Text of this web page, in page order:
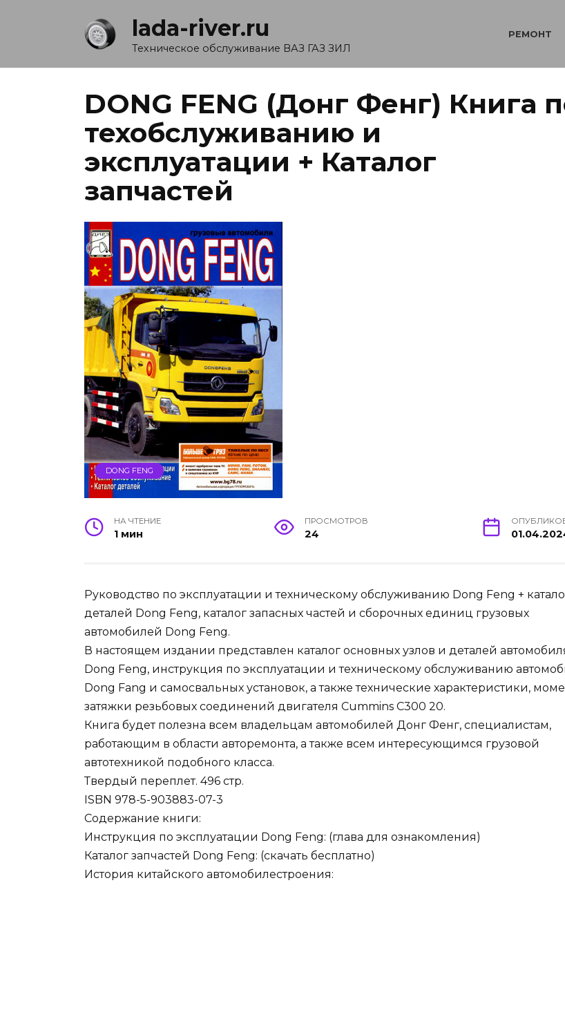
lada-river.ru
Техническое обслуживание ВАЗ ГАЗ ЗИЛ
РЕМОНТ
DONG FENG (Донг Фенг) Книга
техобслуживанию и
эксплуатации + Каталог
запчастей
DONG FENG
НА ЧТЕНИЕ
1 мин
ПРОСМОТРОВ
24
Руководство по эксплуатации и техническому обслуживанию Dong Feng +
деталей Dong Feng, каталог запасных частей и сборочных единиц грузовых
автомобилей Dong Feng.
В настоящем издании представлен каталог основных узлов и деталей
Dong Feng, инструкция по эксплуатации и техническому обслуживанию
Dong Fang и самосвальных установок, а также технические характеристики,
затяжки резьбовых соединений двигателя Cummins С300 20.
Книга будет полезна всем владельцам автомобилей Донг Фенг, специалистам,
работающим в области авторемонта, а также всем интересующимся грузовой
автотехникой подобного класса.
Твердый переплет. 496 стр.
ISBN 978-5-903883-07-3
Содержание книги:
Инструкция по эксплуатации Dong Feng: (глава для ознакомления)
Каталог запчастей Dong Feng: (скачать бесплатно)
История китайского автомобилестроения: